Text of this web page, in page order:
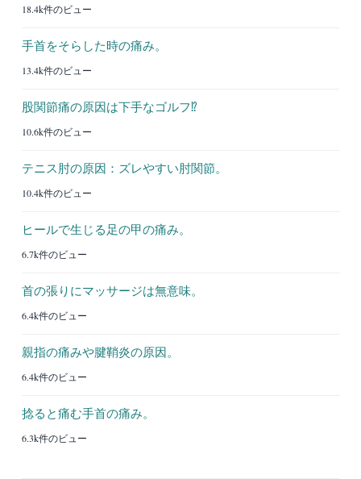
18.4k件のビュー
手首をそらした時の痛み。
13.4k件のビュー
股関節痛の原因は下手なゴルフ⁉︎
10.6k件のビュー
テニス肘の原因：ズレやすい肘関節。
10.4k件のビュー
ヒールで生じる足の甲の痛み。
6.7k件のビュー
首の張りにマッサージは無意味。
6.4k件のビュー
親指の痛みや腱鞘炎の原因。
6.4k件のビュー
捻ると痛む手首の痛み。
6.3k件のビュー